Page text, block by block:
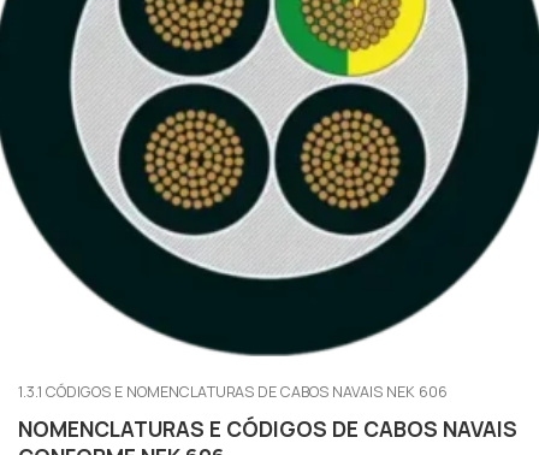
1.3.1 CÓDIGOS E NOMENCLATURAS DE CABOS NAVAIS NEK 606
NOMENCLATURAS E CÓDIGOS DE CABOS NAVAIS